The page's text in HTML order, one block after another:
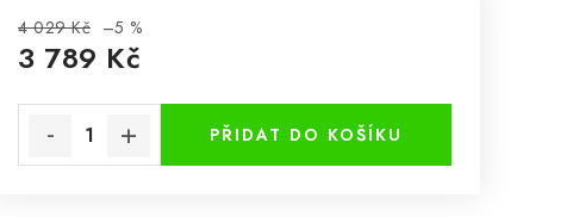
4 029 Kč –5 %
3 789 Kč
PŘIDAT DO KOŠÍKU